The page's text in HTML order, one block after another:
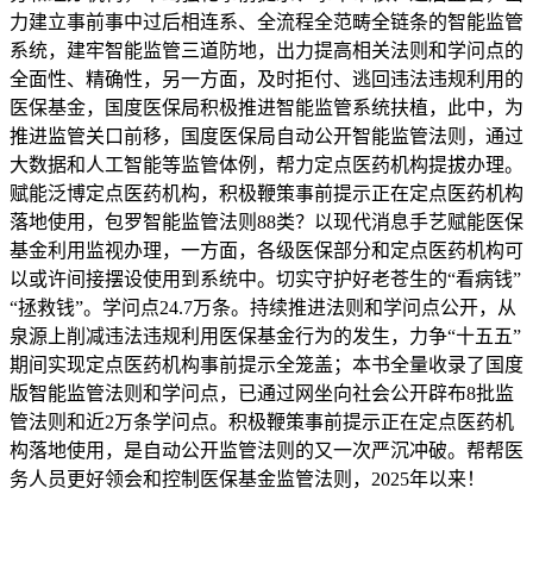
力建立事前事中过后相连系、全流程全范畴全链条的智能监管
系统，建牢智能监管三道防地，出力提高相关法则和学问点的
全面性、精确性，另一方面，及时拒付、逃回违法违规利用的
医保基金，国度医保局积极推进智能监管系统扶植，此中，为
推进监管关口前移，国度医保局自动公开智能监管法则，通过
大数据和人工智能等监管体例，帮力定点医药机构提拔办理。
赋能泛博定点医药机构，积极鞭策事前提示正在定点医药机构
落地使用，包罗智能监管法则88类？以现代消息手艺赋能医保
基金利用监视办理，一方面，各级医保部分和定点医药机构可
以或许间接摆设使用到系统中。切实守护好老苍生的“看病钱”
“拯救钱”。学问点24.7万条。持续推进法则和学问点公开，从
泉源上削减违法违规利用医保基金行为的发生，力争“十五五”
期间实现定点医药机构事前提示全笼盖；本书全量收录了国度
版智能监管法则和学问点，已通过网坐向社会公开辟布8批监
管法则和近2万条学问点。积极鞭策事前提示正在定点医药机
构落地使用，是自动公开监管法则的又一次严沉冲破。帮帮医
务人员更好领会和控制医保基金监管法则，2025年以来！